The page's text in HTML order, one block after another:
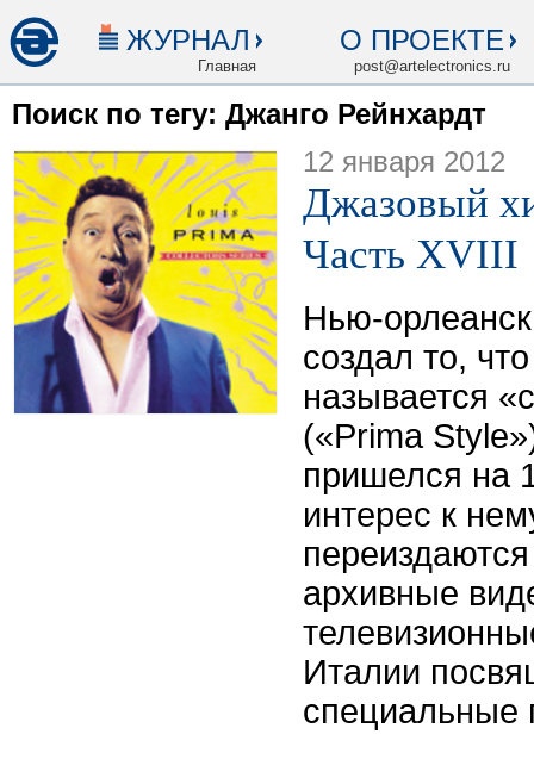
ЖУРНАЛ
Главная
О ПРОЕКТЕ
post@artelectronics.ru
Поиск по тегу: Джанго Рейнхардт
12 января 2012
Джазовый
Часть XVIII
Нью-
создал то,
называется
(«Prima
пришелся на
интерес к
архивные
Италии
специальные